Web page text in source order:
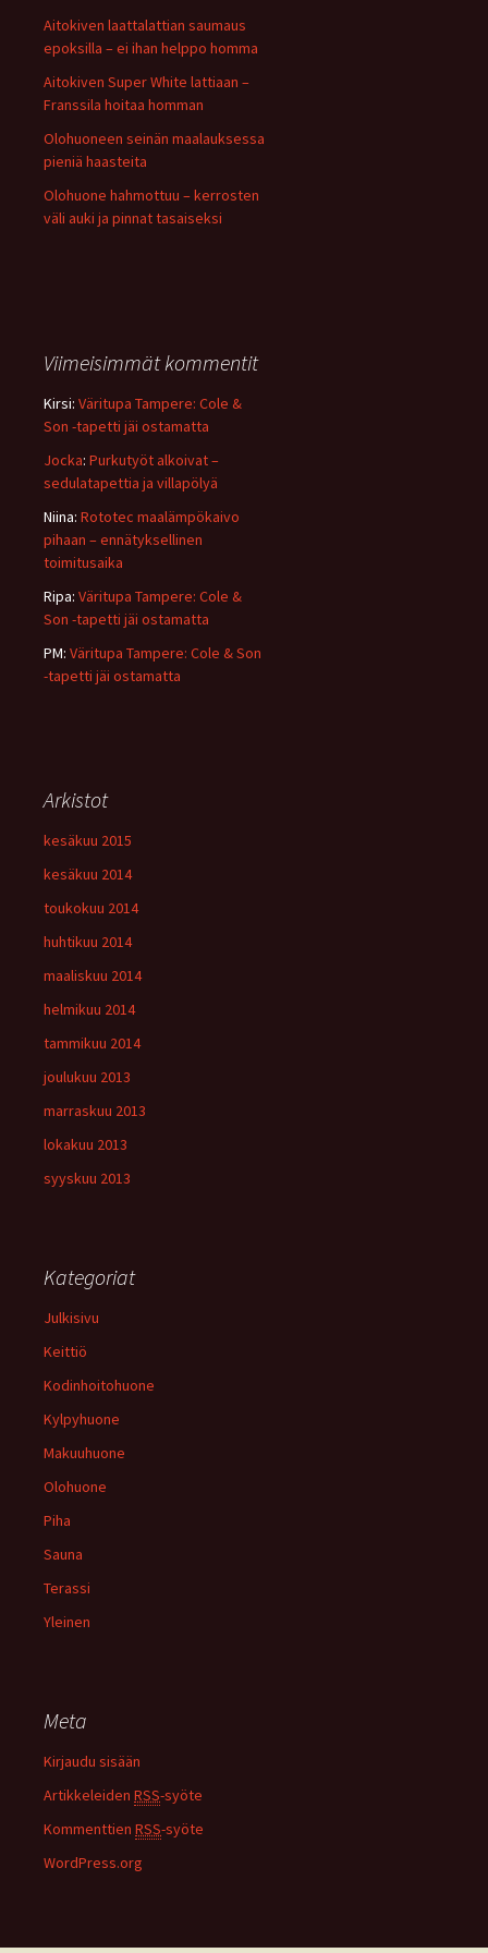
Aitokiven laattalattian saumaus
epoksilla – ei ihan helppo homma
Aitokiven Super White lattiaan –
Franssila hoitaa homman
Olohuoneen seinän maalauksessa
pieniä haasteita
Olohuone hahmottuu – kerrosten
väli auki ja pinnat tasaiseksi
Viimeisimmät kommentit
Kirsi: Väritupa Tampere: Cole &
Son -tapetti jäi ostamatta
Jocka: Purkutyöt alkoivat –
sedulatapettia ja villapölyä
Niina: Rototec maalämpökaivo
pihaan – ennätyksellinen
toimitusaika
Ripa: Väritupa Tampere: Cole &
Son -tapetti jäi ostamatta
PM: Väritupa Tampere: Cole & Son
-tapetti jäi ostamatta
Arkistot
kesäkuu 2015
kesäkuu 2014
toukokuu 2014
huhtikuu 2014
maaliskuu 2014
helmikuu 2014
tammikuu 2014
joulukuu 2013
marraskuu 2013
lokakuu 2013
syyskuu 2013
Kategoriat
Julkisivu
Keittiö
Kodinhoitohuone
Kylpyhuone
Makuuhuone
Olohuone
Piha
Sauna
Terassi
Yleinen
Meta
Kirjaudu sisään
Artikkeleiden RSS-syöte
Kommenttien RSS-syöte
WordPress.org